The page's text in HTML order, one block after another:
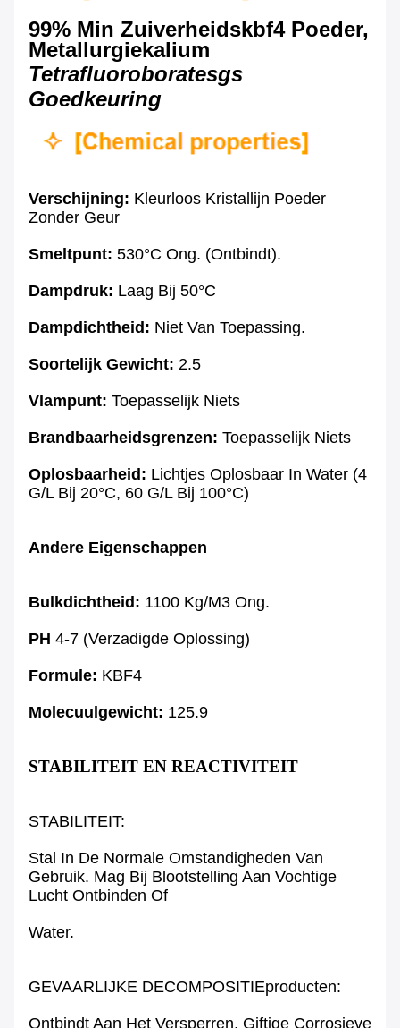
99% Min Zuiverheidskbf4 Poeder,
Metallurgiekalium
Tetrafluoroboratesgs
Goedkeuring
Verschijning: Kleurloos Kristallijn Poeder
Zonder Geur
Smeltpunt: 530°C Ong. (ontbindt).
Dampdruk: Laag Bij 50°C
Dampdichtheid: Niet Van Toepassing.
Soortelijk Gewicht: 2.5
Vlampunt: Toepasselijk Niets
Brandbaarheidsgrenzen: Toepasselijk Niets
Oplosbaarheid: Lichtjes Oplosbaar In Water (4
G/L Bij 20°C, 60 G/L Bij 100°C)
Andere Eigenschappen
Bulkdichtheid: 1100 Kg/m3 Ong.
PH 4-7 (verzadigde Oplossing)
Formule: KBF4
Molecuulgewicht: 125.9
STABILITEIT EN REACTIVITEIT
STABILITEIT:
Stal In De Normale Omstandigheden Van
Gebruik. Mag Bij Blootstelling Aan Vochtige
Lucht Ontbinden Of
Water.
GEVAARLIJKE DECOMPOSITIEproducten:
Ontbindt Aan Het Versperren, Giftige Corrosieve